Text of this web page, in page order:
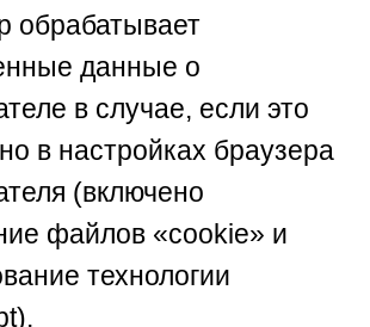
обрабатывает
данные о
в случае, если это
в настройках браузера
(включено
файлов «cookie» и
технологии